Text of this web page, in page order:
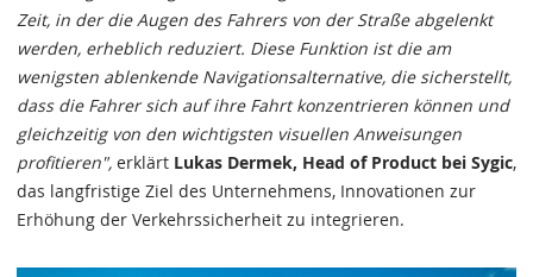
Zeit, in der die Augen des Fahrers von der Straße abgelenkt
werden, erheblich reduziert. Diese Funktion ist die am
wenigsten ablenkende Navigationsalternative, die sicherstellt,
dass die Fahrer sich auf ihre Fahrt konzentrieren können und
gleichzeitig von den wichtigsten visuellen Anweisungen
profitieren", erklärt Lukas Dermek, Head of Product bei Sygic,
das langfristige Ziel des Unternehmens, Innovationen zur
Erhöhung der Verkehrssicherheit zu integrieren.